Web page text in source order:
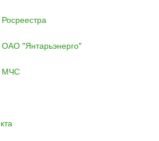
"Янтарьэнерго"
МЧС